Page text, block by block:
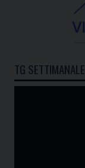
TG SETTIMANALE